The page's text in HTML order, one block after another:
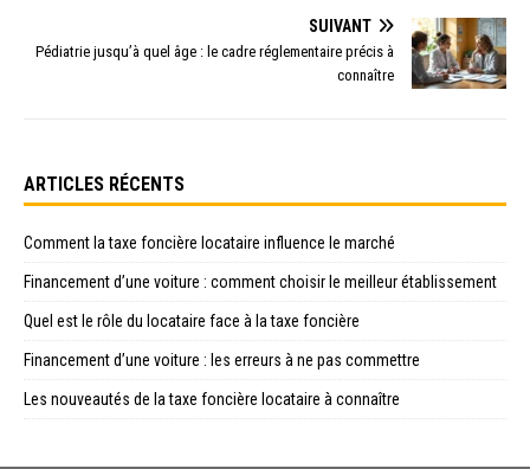
SUIVANT
Pédiatrie jusqu’à quel âge : le cadre réglementaire précis à
connaître
ARTICLES RÉCENTS
Comment la taxe foncière locataire influence le marché
Financement d’une voiture : comment choisir le meilleur établissement
Quel est le rôle du locataire face à la taxe foncière
Financement d’une voiture : les erreurs à ne pas commettre
Les nouveautés de la taxe foncière locataire à connaître